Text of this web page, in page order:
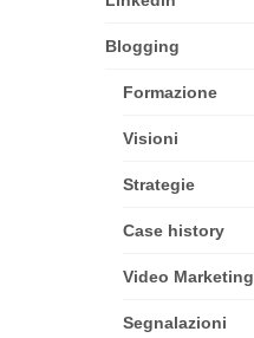
Blogging
Formazione
Visioni
Strategie
Case history
Video Marketing
Segnalazioni